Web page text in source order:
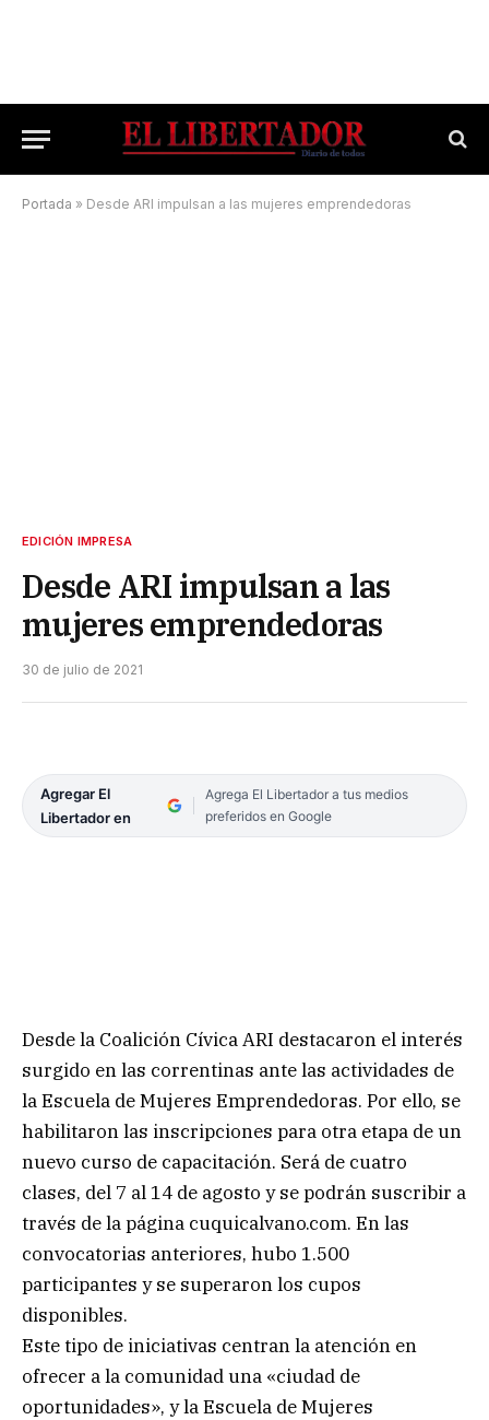
Portada » Desde ARI impulsan a las mujeres emprendedoras
EDICIÓN IMPRESA
Desde ARI impulsan a las
mujeres emprendedoras
30 de julio de 2021
Agregar El
Libertador en
Agrega El Libertador a tus medios
preferidos en Google
Desde la Coalición Cívica ARI destacaron el interés
surgido en las correntinas ante las actividades de
la Escuela de Mujeres Emprendedoras. Por ello, se
habilitaron las inscripciones para otra etapa de un
nuevo curso de capacitación. Será de cuatro
clases, del 7 al 14 de agosto y se podrán suscribir a
través de la página cuquicalvano.com. En las
convocatorias anteriores, hubo 1.500
participantes y se superaron los cupos
disponibles.
Este tipo de iniciativas centran la atención en
ofrecer a la comunidad una «ciudad de
oportunidades», y la Escuela de Mujeres